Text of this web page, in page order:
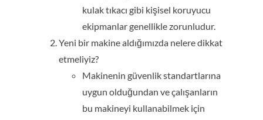
kulak tıkacı gibi kişisel koruyucu
ekipmanlar genellikle zorunludur.
Yeni bir makine aldığımızda nelere dikkat
etmeliyiz?
Makinenin güvenlik standartlarına
uygun olduğundan ve çalışanların
bu makineyi kullanabilmek için